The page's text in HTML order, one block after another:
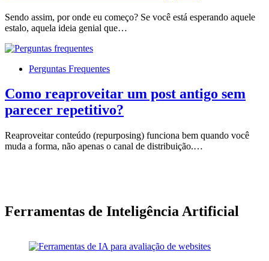
Sendo assim, por onde eu começo? Se você está esperando aquele
estalo, aquela ideia genial que…
Perguntas Frequentes
Como reaproveitar um post antigo sem
parecer repetitivo?
Reaproveitar conteúdo (repurposing) funciona bem quando você
muda a forma, não apenas o canal de distribuição.…
Ferramentas de Inteligência Artificial